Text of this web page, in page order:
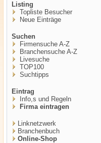
Listing
Topliste Besucher
Neue Einträge
Suchen
Firmensuche A-Z
Branchensuche A-Z
Livesuche
TOP100
Suchtipps
Eintrag
Info,s und Regeln
Firma eintragen
Linknetzwerk
Branchenbuch
Online-Shop